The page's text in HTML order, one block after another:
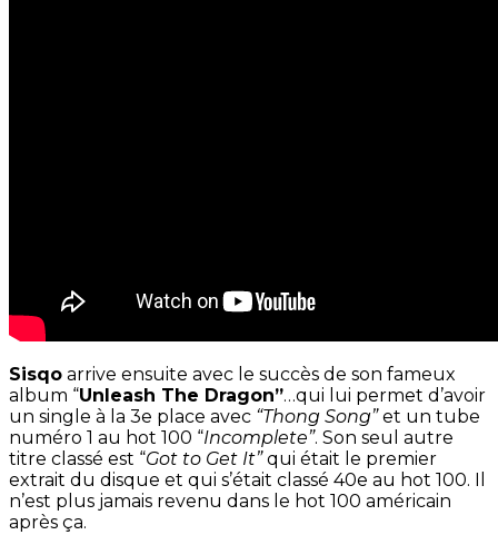
Sisqo arrive ensuite avec le succès de son fameux
album “Unleash The Dragon”…qui lui permet d’avoir
un single à la 3e place avec “Thong Song”et un tube
numéro 1 au hot 100 “Incomplete”. Son seul autre
titre classé est “Got to Get It”qui était le premier
extrait du disque et qui s’était classé 40e au hot 100. Il
n’est plus jamais revenu dans le hot 100 américain
après ça.